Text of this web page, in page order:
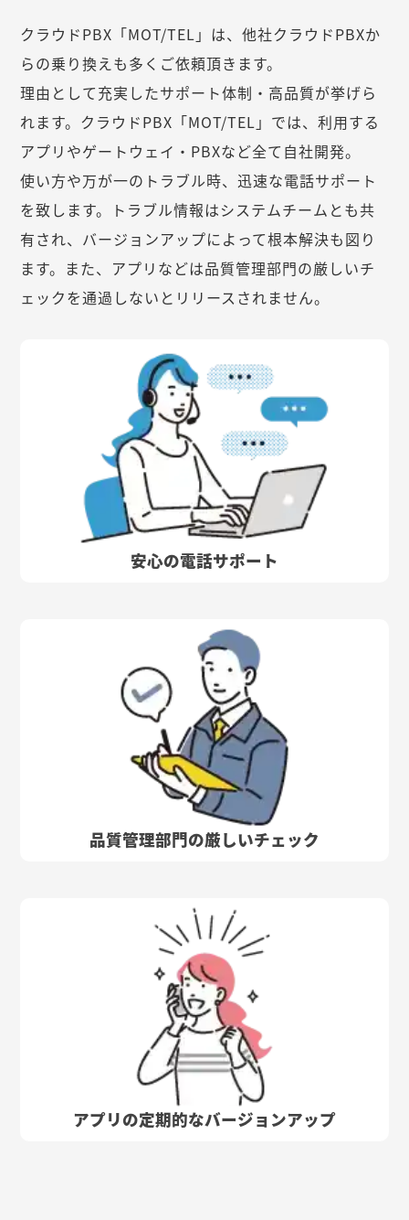
クラウドPBX「MOT/TEL」は、他社クラウドPBXか
らの乗り換えも多くご依頼頂きます。
理由として充実したサポート体制・高品質が挙げら
れます。クラウドPBX「MOT/TEL」では、利用する
アプリやゲートウェイ・PBXなど全て自社開発。
使い方や万が一のトラブル時、迅速な電話サポート
を致します。トラブル情報はシステムチームとも共
有され、バージョンアップによって根本解決も図り
ます。また、アプリなどは品質管理部門の厳しいチ
ェックを通過しないとリリースされません。
安心の電話サポート
品質管理部門の厳しいチェック
アプリの定期的なバージョンアップ